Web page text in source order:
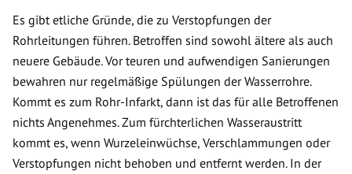
Es gibt etliche Gründe, die zu Verstopfungen der
Rohrleitungen führen. Betroffen sind sowohl ältere als auch
neuere Gebäude. Vor teuren und aufwendigen Sanierungen
bewahren nur regelmäßige Spülungen der Wasserrohre.
Kommt es zum Rohr-Infarkt, dann ist das für alle Betroffenen
nichts Angenehmes. Zum fürchterlichen Wasseraustritt
kommt es, wenn Wurzeleinwüchse, Verschlammungen oder
Verstopfungen nicht behoben und entfernt werden. In der